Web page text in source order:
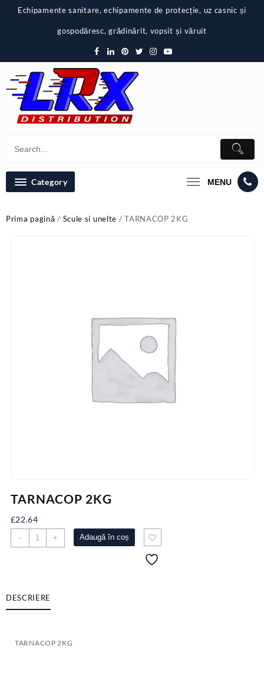
Echipamente sanitare, echipamente de protecție, uz casnic și
gospodăresc, grădinărit, vopsit și văruit
Category MENU
Prima pagină/ Scule si unelte / TARNACOP 2KG
TARNACOP 2KG
£22.64
-
Cantitate
TARNACOP
+ Adaugă în coș
DESCRIERE
TARNACOP 2KG